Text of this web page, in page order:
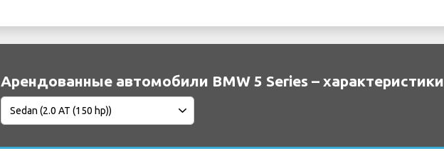
Арендованные автомобили BMW 5 Series – характеристики